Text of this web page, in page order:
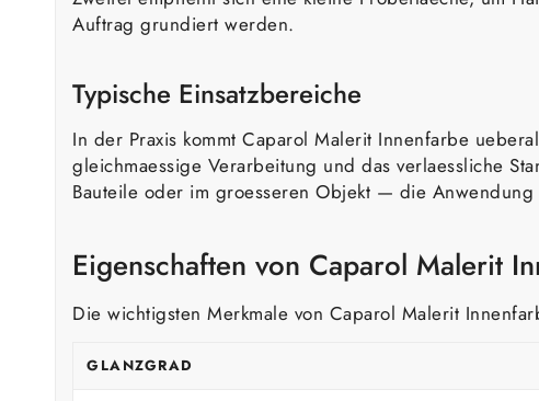
Auftrag grundiert werden.
Typische Einsatzbereiche
In der Praxis kommt Caparol Malerit Innenfarbe
gleichmaessige Verarbeitung und das verlaessliche
Bauteile oder im groesseren Objekt — die
Eigenschaften von Caparol Malerit
Die wichtigsten Merkmale von Caparol Malerit
GLANZGRAD